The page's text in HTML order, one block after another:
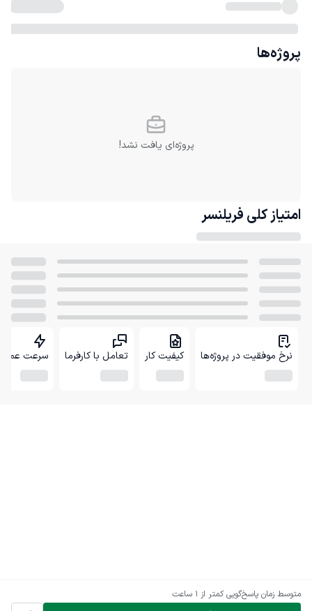
متوسط زمان پاسخ‌گویی کمتر از 1 ساعت
پروژه‌ها
پروژه‌ای یافت نشد!
امتیاز کلی فریلنسر
نرخ موفقیت در پروژه‌ها کیفیت کار تعامل با کارفرما سرعت عمل